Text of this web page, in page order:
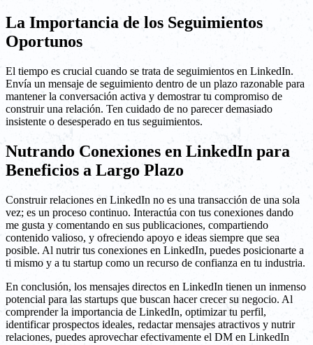
La Importancia de los Seguimientos
Oportunos
El tiempo es crucial cuando se trata de seguimientos en LinkedIn.
Envía un mensaje de seguimiento dentro de un plazo razonable para
mantener la conversación activa y demostrar tu compromiso de
construir una relación. Ten cuidado de no parecer demasiado
insistente o desesperado en tus seguimientos.
Nutrando Conexiones en LinkedIn para
Beneficios a Largo Plazo
Construir relaciones en LinkedIn no es una transacción de una sola
vez; es un proceso continuo. Interactúa con tus conexiones dando
me gusta y comentando en sus publicaciones, compartiendo
contenido valioso, y ofreciendo apoyo e ideas siempre que sea
posible. Al nutrir tus conexiones en LinkedIn, puedes posicionarte a
ti mismo y a tu startup como un recurso de confianza en tu industria.
En conclusión, los mensajes directos en LinkedIn tienen un inmenso
potencial para las startups que buscan hacer crecer su negocio. Al
comprender la importancia de LinkedIn, optimizar tu perfil,
identificar prospectos ideales, redactar mensajes atractivos y nutrir
relaciones, puedes aprovechar efectivamente el DM en LinkedIn